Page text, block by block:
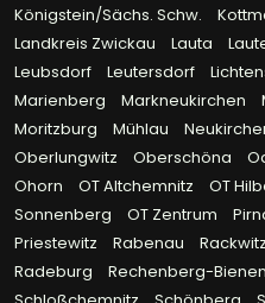
Königstein/Sächs. Schw.
Landkreis Zwickau
Lauta
Leubsdorf
Leutersdorf
Marienberg
Markneukirchen
Moritzburg
Mühlau
Oberlungwitz
Oberschöna
Ohorn
OT Altchemnitz OT
Sonnenberg
OT Zentrum
Priestewitz
Rabenau Rackwitz
Radeburg
Rechenberg-